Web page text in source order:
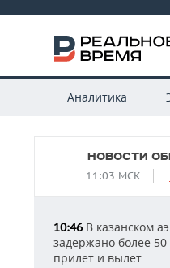
Аналитика
НОВОСТИ
11:03 МСК
10:46 В казанском
задержано более 50
прилет и вылет